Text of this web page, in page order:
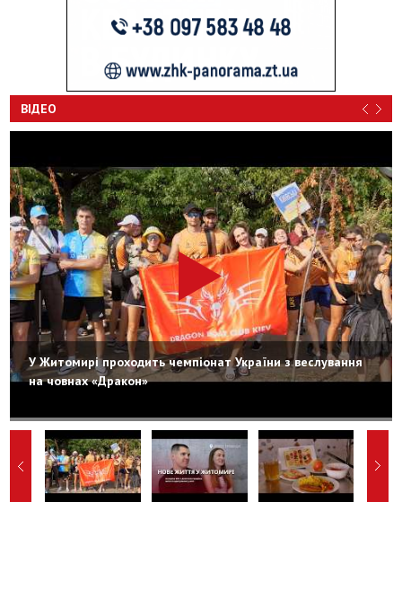
ВІДЕО
У Житомирі проходить чемпіонат України з веслування
на човнах «Дракон»